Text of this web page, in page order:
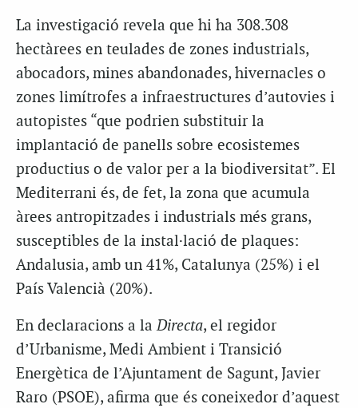
La investigació revela que hi ha 308.308
hectàrees en teulades de zones industrials,
abocadors, mines abandonades, hivernacles o
zones limítrofes a infraestructures d’autovies i
autopistes “que podrien substituir la
implantació de panells sobre ecosistemes
productius o de valor per a la biodiversitat”. El
Mediterrani és, de fet, la zona que acumula
àrees antropitzades i industrials més grans,
susceptibles de la instal·lació de plaques:
Andalusia, amb un 41%, Catalunya (25%) i el
País Valencià (20%).
En declaracions a laDirecta, el regidor
d’Urbanisme, Medi Ambient i Transició
Energètica de l’Ajuntament de Sagunt, Javier
Raro (PSOE), afirma que és coneixedor d’aquest